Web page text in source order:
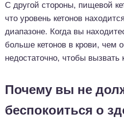
С другой стороны, пищевой
что уровень кетонов
диапазоне. Когда вы
больше кетонов в крови, чем
недостаточно, чтобы вызвать
Почему вы не
беспокоиться о